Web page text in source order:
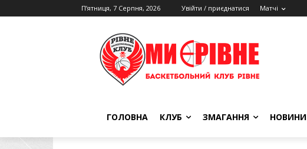
П’ятниця, 7 Серпня, 2026 Увійти / приєднатися Матчі
ГОЛОВНА КЛУБ ЗМАГАННЯ НОВИНИ